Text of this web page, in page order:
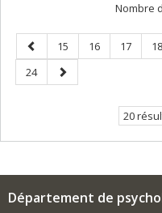
Nombre
Page
précédente
Page
15 Page
16 Page
17 18
Page
24
Page
suivante
20
Département de